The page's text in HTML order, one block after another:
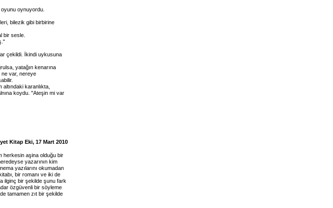
oynuyordu.
bilezik gibi birbirine
bir sesle.
çekildi. İkindi uykusuna
yatağın kenarına
var, nereye
karanlıkta,
koydu. "Ateşin mi var
Kitap Eki, 17 Mart 2010
herkesin aşina olduğu bir
yazarının kim
yazılarını okumadan
bir romanı ve iki de
ilginç bir şekilde şunu fark
özgüvenli bir söyleme
tamamen zıt bir şekilde